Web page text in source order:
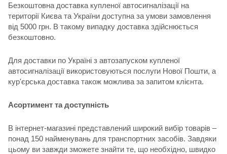
Безкоштовна доставка купленої автосигналізації на
території Києва та України доступна за умови замовлення
від 5000 грн. В такому випадку доставка здійснюється
безкоштовно.
Для доставки по Україні з автозапуском купленої
автосигналізації використовуються послуги Нової Пошти, а
кур'єрська доставка також можлива за запитом клієнта.
Асортимент та доступність
В інтернет-магазині представлений широкий вибір товарів –
понад 150 найменувань для транспортних засобів. Завдяки
цьому ви завжди зможете знайти те, що необхідно, швидко